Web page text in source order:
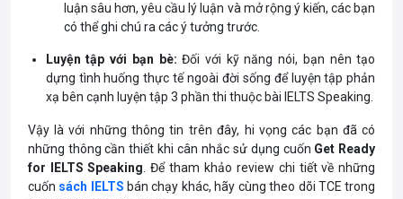
luận sâu hơn, yêu cầu lý luận và mở rộng ý kiến, các bạn
có thể ghi chú ra các ý tưởng trước.
Luyện tập với bạn bè: Đối với kỹ năng nói, bạn nên tạo
dựng tình huống thực tế ngoài đời sống để luyện tập phản
xạ bên cạnh luyện tập 3 phần thi thuộc bài IELTS Speaking.
Vậy là với những thông tin trên đây, hi vọng các bạn đã có
những thông cần thiết khi cân nhắc sử dụng cuốn Get Ready
for IELTS Speaking . Để tham khảo review chi tiết về những
cuốn sách IELTS bán chạy khác, hãy cùng theo dõi TCE trong